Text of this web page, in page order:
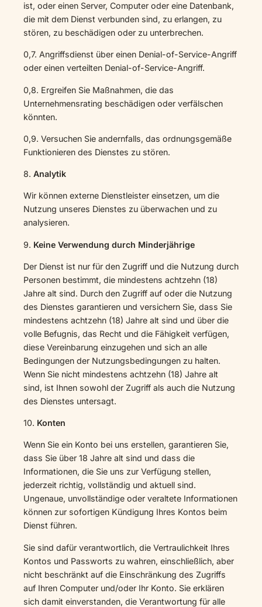
ist, oder einen Server, Computer oder eine Datenbank,
die mit dem Dienst verbunden sind, zu erlangen, zu
stören, zu beschädigen oder zu unterbrechen.
0,7. Angriffsdienst über einen Denial-of-Service-Angriff
oder einen verteilten Denial-of-Service-Angriff.
0,8. Ergreifen Sie Maßnahmen, die das
Unternehmensrating beschädigen oder verfälschen
könnten.
0,9. Versuchen Sie andernfalls, das ordnungsgemäße
Funktionieren des Dienstes zu stören.
8. Analytik
Wir können externe Dienstleister einsetzen, um die
Nutzung unseres Dienstes zu überwachen und zu
analysieren.
9. Keine Verwendung durch Minderjährige
Der Dienst ist nur für den Zugriff und die Nutzung durch
Personen bestimmt, die mindestens achtzehn (18)
Jahre alt sind. Durch den Zugriff auf oder die Nutzung
des Dienstes garantieren und versichern Sie, dass Sie
mindestens achtzehn (18) Jahre alt sind und über die
volle Befugnis, das Recht und die Fähigkeit verfügen,
diese Vereinbarung einzugehen und sich an alle
Bedingungen der Nutzungsbedingungen zu halten.
Wenn Sie nicht mindestens achtzehn (18) Jahre alt
sind, ist Ihnen sowohl der Zugriff als auch die Nutzung
des Dienstes untersagt.
10. Konten
Wenn Sie ein Konto bei uns erstellen, garantieren Sie,
dass Sie über 18 Jahre alt sind und dass die
Informationen, die Sie uns zur Verfügung stellen,
jederzeit richtig, vollständig und aktuell sind.
Ungenaue, unvollständige oder veraltete Informationen
können zur sofortigen Kündigung Ihres Kontos beim
Dienst führen.
Sie sind dafür verantwortlich, die Vertraulichkeit Ihres
Kontos und Passworts zu wahren, einschließlich, aber
nicht beschränkt auf die Einschränkung des Zugriffs
auf Ihren Computer und/oder Ihr Konto. Sie erklären
sich damit einverstanden, die Verantwortung für alle